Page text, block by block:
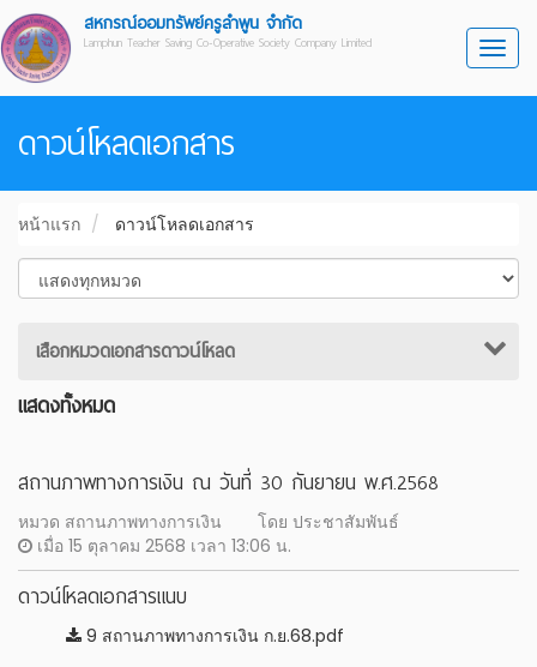
สหกรณ์ออมทรัพย์ครูลำพูน จำกัด
Lamphun Teacher Saving Co-Operative Society Company Limited
ดาวน์โหลดเอกสาร
หน้าแรก ดาวน์โหลดเอกสาร
เสือกหมวดเอกสารดาวน์โหลด
แสดงทั้งหมด
สถานภาพทางการเงิน ณ วันที่ 30 กันยายน พ.ศ.2568
หมวด สถานภาพทางการเงิน
โดย ประชาสัมพันธ์
เมื่อ 15 ตุลาคม 2568 เวลา 13:06 น.
ดาวน์โหลดเอกสารแนบ
9 สถานภาพทางการเงิน ก.ย.68.pdf